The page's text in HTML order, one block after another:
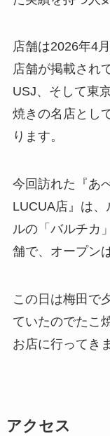
店舗は2026年4
店舗が掲載され
USJ、そして東
焼きの名店とし
ります。
今回訪れた『あ
LUCUA店』は
ルの「バルチカ
舗で、オープン
この日は梅田で
ていたのでたこ
お店に行ってき
アクセス